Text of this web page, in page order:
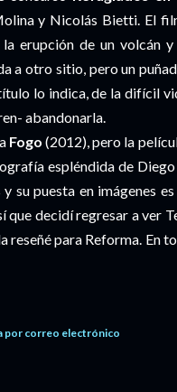
y Nicolás Bietti. El
la erupción de un volcán
a otro sitio, pero un
lo indica, de la difícil
abandonarla.
Fogo(2012), pero la
espléndida de
su puesta en imágenes
que decidí regresar a ver
reseñé para Reforma. En
por correo electrónico